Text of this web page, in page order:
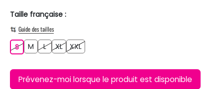
Taille française :
Guide des tailles
SS M LL XLXL XXLXXL
Prévenez-moi lorsque le produit est disponible